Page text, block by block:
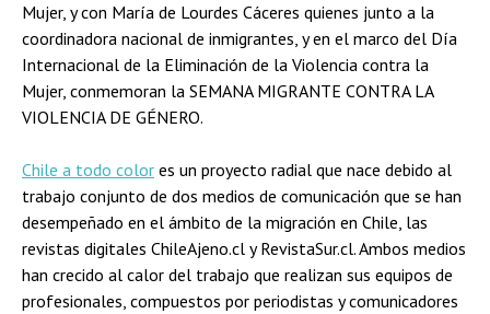
Mujer, y con María de Lourdes Cáceres quienes junto a la
coordinadora nacional de inmigrantes, y en el marco del Día
Internacional de la Eliminación de la Violencia contra la
Mujer, conmemoran la SEMANA MIGRANTE CONTRA LA
VIOLENCIA DE GÉNERO.
Chile a todo color es un proyecto radial que nace debido al
trabajo conjunto de dos medios de comunicación que se han
desempeñado en el ámbito de la migración en Chile, las
revistas digitales ChileAjeno.cl y RevistaSur.cl. Ambos medios
han crecido al calor del trabajo que realizan sus equipos de
profesionales, compuestos por periodistas y comunicadores